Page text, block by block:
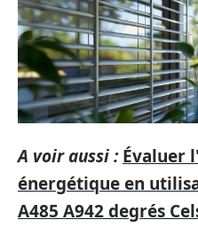
A voir aussi : Évaluer
énergétique en
A485 A942 degrés